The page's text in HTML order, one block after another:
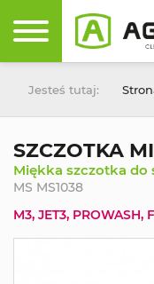
Jesteś tutaj:
SZCZOTKA
Miękka szczotka
MS MS1038
M3, JET3, PROWASH,